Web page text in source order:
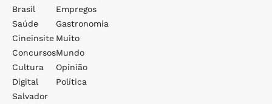
Brasil
Saúde
Cineinsite
Concursos
Cultura
Digital
Salvador
Empregos
Gastronomia
Muito
Mundo
Opinião
Política